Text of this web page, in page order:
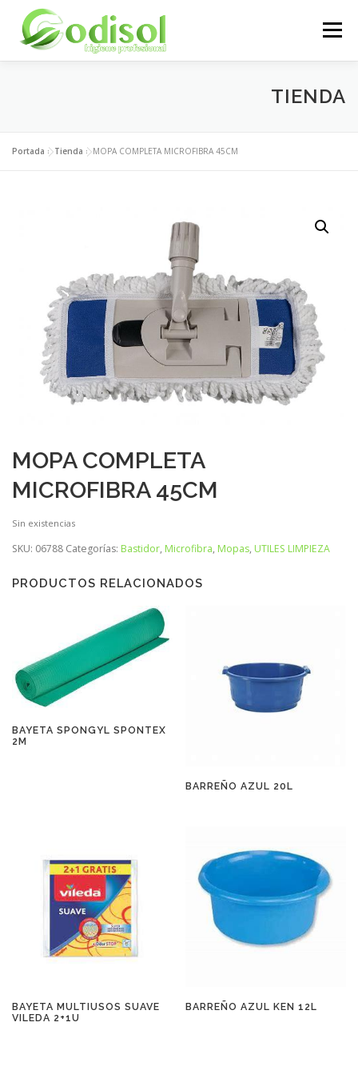
contenido
Menú
ÁREA CLIENTES CONTACTO
TIENDA
Portada »Tienda »MOPA COMPLETA MICROFIBRA 45CM
MOPA COMPLETA
MICROFIBRA 45CM
Sin existencias
SKU: 06788 Categorías: Bastidor, Microfibra, Mopas, UTILES LIMPIEZA
PRODUCTOS RELACIONADOS
BAYETA SPONGYL SPONTEX
2M
BARREÑO AZUL 20L
BAYETA MULTIUSOS SUAVE
VILEDA 2+1U
BARREÑO AZUL KEN 12L